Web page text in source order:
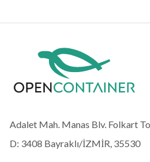
Adalet Mah. Manas Blv. Folkart
D: 3408 Bayraklı/İZMİR, 35530